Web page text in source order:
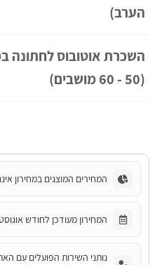
הערב)
השכרת אוטובוס לחתונה
(50 - 60 מושבים)
המחירים המוצגים במחירון
המחירון מעודכן לחודש אוגוסט
נותני השירות הפועלים עם